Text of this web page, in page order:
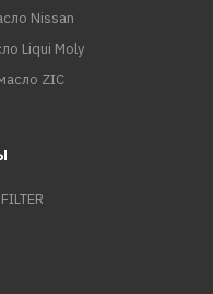
Nissan
Liqui Moly
ZIC